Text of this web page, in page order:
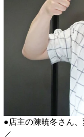
●店主の陳暁冬さん
／